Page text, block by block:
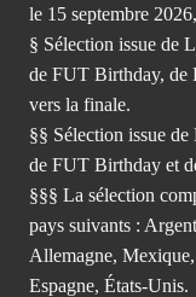
le 15 septembre
§ Sélection issue de
de FUT Birthday, de
vers la finale.
§§ Sélection issue
de FUT Birthday et
§§§ La sélection
pays suivants :
Allemagne,
Espagne, États-Unis.